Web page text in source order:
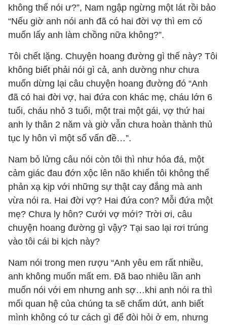
không thể nói ư?”, Nam ngập ngừng một lát rồi bảo
“Nếu giờ anh nói anh đã có hai đời vợ thì em có
muốn lấy anh làm chồng nữa không?”.
Tôi chết lặng. Chuyện hoang đường gì thế này? Tôi
không biết phải nói gì cả, anh dường như chưa
muốn dừng lại câu chuyện hoang đường đó “Anh
đã có hai đời vợ, hai đứa con khác mẹ, cháu lớn 6
tuổi, cháu nhỏ 3 tuổi, một trai một gái, vợ thứ hai
anh ly thân 2 năm và giờ vẫn chưa hoàn thành thủ
tục ly hôn vì một số vấn đề…”.
Nam bỏ lửng câu nói còn tôi thì như hóa đá, một
cảm giác đau đớn xộc lên não khiến tôi không thể
phản xạ kịp với những sự thật cay đắng mà anh
vừa nói ra. Hai đời vợ? Hai đứa con? Mỗi đứa một
mẹ? Chưa ly hôn? Cưới vợ mới? Trời ơi, câu
chuyện hoang đường gì vậy? Tại sao lại rơi trúng
vào tôi cái bi kịch này?
Nam nói trong men rượu “Anh yêu em rất nhiều,
anh không muốn mất em. Đã bao nhiêu lần anh
muốn nói với em nhưng anh sợ…khi anh nói ra thì
mối quan hệ của chúng ta sẽ chấm dứt, anh biết
mình không có tư cách gì để đòi hỏi ở em, nhưng